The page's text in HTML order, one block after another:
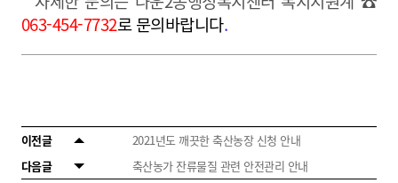
063-454-7732로 문의바랍니다.
이전글
2021년도 깨끗한 축산농장 신청 안내
다음글
축산농가 잔류물질 관련 안전관리 안내